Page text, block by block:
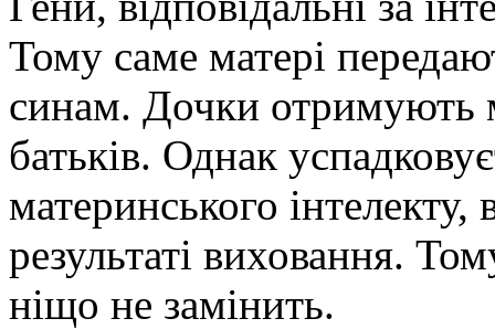
Тому саме матері
синам. Дочки отримують
батьків. Однак
материнського
результаті виховання.
ніщо не замінить.